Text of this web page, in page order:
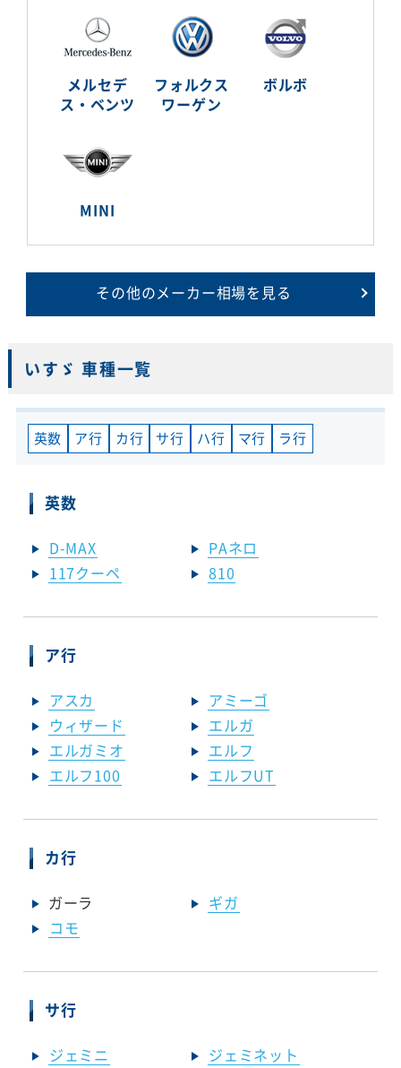
メルセデ
ス・ベンツ
フォルクス
ワーゲン
ボルボ
MINI
その他のメーカー相場を見る
いすゞ 車種一覧
英数 ア行 カ行 サ行 ハ行 マ行 ラ行
英数
D-MAX
PAネロ
117クーペ
810
ア行
アスカ
アミーゴ
ウィザード
エルガ
エルガミオ
エルフ
エルフ100
エルフUT
カ行
ガーラ
ギガ
コモ
サ行
ジェミニ ジェミネット